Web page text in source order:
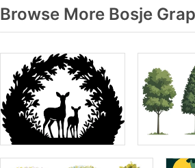
Browse More Bosje